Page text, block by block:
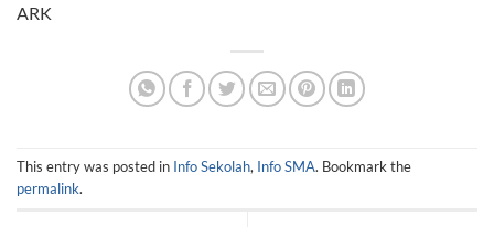
ARK
This entry was posted in Info Sekolah, Info SMA. Bookmark the
permalink.